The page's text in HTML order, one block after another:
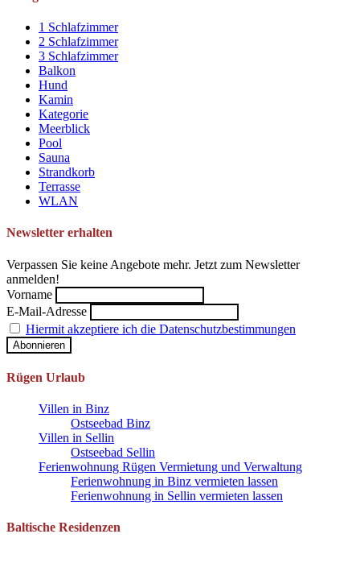
1 Schlafzimmer
2 Schlafzimmer
3 Schlafzimmer
Balkon
Hund
Kamin
Kategorie
Meerblick
Pool
Sauna
Strandkorb
Terrasse
WLAN
Newsletter erhalten
Verpassen Sie keine Angebote mehr. Jetzt zum Newsletter
anmelden!
Vorname
E-Mail-Adresse
Hiermit akzeptiere ich die Datenschutzbestimmungen
Rügen Urlaub
Villen in Binz
Ostseebad Binz
Villen in Sellin
Ostseebad Sellin
Ferienwohnung Rügen Vermietung und Verwaltung
Ferienwohnung in Binz vermieten lassen
Ferienwohnung in Sellin vermieten lassen
Baltische Residenzen